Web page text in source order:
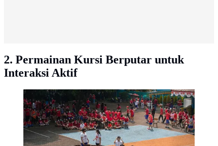
2. Permainan Kursi Berputar untuk
Interaksi Aktif